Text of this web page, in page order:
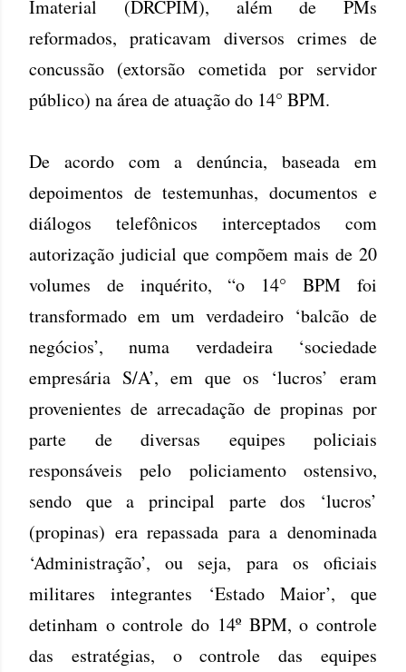
Imaterial (DRCPIM), além de PMs
reformados, praticavam diversos crimes de
concussão (extorsão cometida por servidor
público) na área de atuação do 14° BPM.
De acordo com a denúncia, baseada em
depoimentos de testemunhas, documentos e
diálogos telefônicos interceptados com
autorização judicial que compõem mais de 20
volumes de inquérito, “o 14° BPM foi
transformado em um verdadeiro ‘balcão de
negócios’, numa verdadeira ‘sociedade
empresária S/A’, em que os ‘lucros’ eram
provenientes de arrecadação de propinas por
parte de diversas equipes policiais
responsáveis pelo policiamento ostensivo,
sendo que a principal parte dos ‘lucros’
(propinas) era repassada para a denominada
‘Administração’, ou seja, para os oficiais
militares integrantes ‘Estado Maior’, que
detinham o controle do 14º BPM, o controle
das estratégias, o controle das equipes